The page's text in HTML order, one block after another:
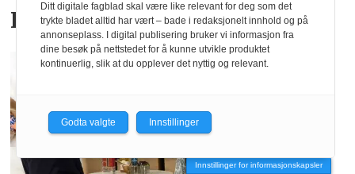
Komfort fra Lecoco
Innstillinger for informasjonskapsler
Ditt digitale fagblad skal være like relevant for deg som det
trykte bladet alltid har vært – bade i redaksjonelt innhold og på
annonseplass. I digital publisering bruker vi informasjon fra
dine besøk på nettstedet for å kunne utvikle produktet
kontinuerlig, slik at du opplever det nyttig og relevant.
Godta valgte Innstillinger